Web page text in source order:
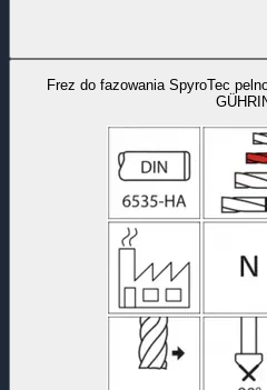
Frez do fazowania SpyroTec